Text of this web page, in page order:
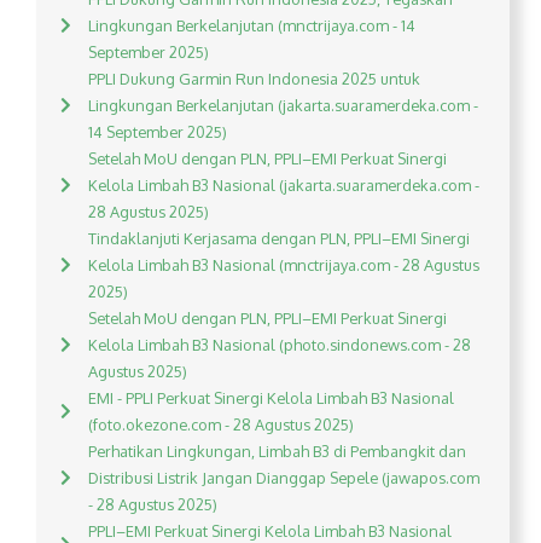
Lingkungan Berkelanjutan (mnctrijaya.com - 14
September 2025)
PPLI Dukung Garmin Run Indonesia 2025 untuk
Lingkungan Berkelanjutan (jakarta.suaramerdeka.com -
14 September 2025)
Setelah MoU dengan PLN, PPLI–EMI Perkuat Sinergi
Kelola Limbah B3 Nasional (jakarta.suaramerdeka.com -
28 Agustus 2025)
Tindaklanjuti Kerjasama dengan PLN, PPLI–EMI Sinergi
Kelola Limbah B3 Nasional (mnctrijaya.com - 28 Agustus
2025)
Setelah MoU dengan PLN, PPLI–EMI Perkuat Sinergi
Kelola Limbah B3 Nasional (photo.sindonews.com - 28
Agustus 2025)
EMI - PPLI Perkuat Sinergi Kelola Limbah B3 Nasional
(foto.okezone.com - 28 Agustus 2025)
Perhatikan Lingkungan, Limbah B3 di Pembangkit dan
Distribusi Listrik Jangan Dianggap Sepele (jawapos.com
- 28 Agustus 2025)
PPLI–EMI Perkuat Sinergi Kelola Limbah B3 Nasional